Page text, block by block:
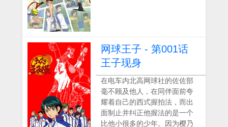
网球王子 - 第001话
王子现身
在电车内北高网球社的佐佐部
毫不顾及他人，在同伴面前夸
耀着自己的西式握拍法，而出
面制止并纠正他握法的是一个
比他小很多的少年。因为樱乃